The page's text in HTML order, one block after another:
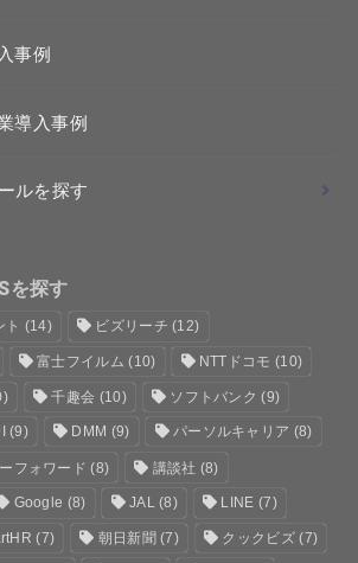
事例
導入事例
ルを探す
を探す
(14) ビズリーチ (12)
富士フイルム (10) NTTドコモ (10)
千趣会 (10) ソフトバンク (9)
(9) DMM (9) パーソルキャリア (8)
フォワード (8) 講談社 (8)
Google (8) JAL(8) LINE (7)
(7) 朝日新聞 (7) クックビズ(7)